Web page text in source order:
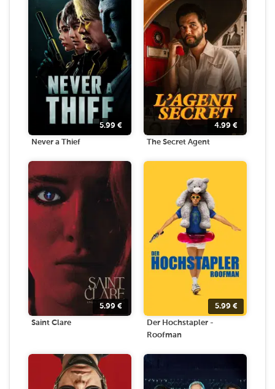
5.99 €
Never a Thief
4.99 €
The Secret Agent
5.99 €
Saint Clare
5.99 €
Der Hochstapler -
Roofman